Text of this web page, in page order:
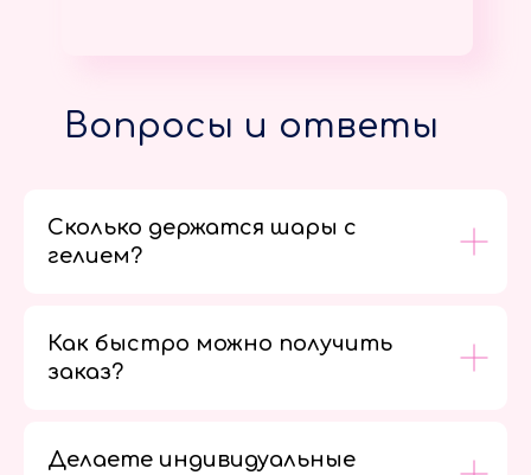
Вопросы и ответы
Сколько держатся шары с
гелием?
Как быстро можно получить
заказ?
Делаете индивидуальные